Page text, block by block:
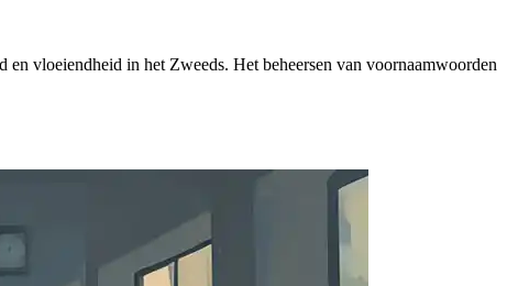
vloeiendheid in het Zweeds. Het beheersen van voornaamwoorden